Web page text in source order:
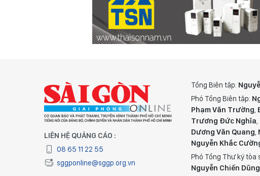
LIÊN HỆ QUẢNG CÁO :
08 65 11 22 55
sggponline@sggp.org.vn
Tổng Biên tập:
Phó Tổng Biên tập:
Phạm Văn Trường,
Trương Đức Nghĩa,
Dương Văn Quang,
Nguyễn Khắc
Phó Tổng Thư ký tòa
Nguyễn Chiến Dũng